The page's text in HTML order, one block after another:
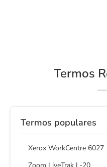
Termos
Termos populares
Xerox WorkCentre 6027
Zoom LiveTrak L-20